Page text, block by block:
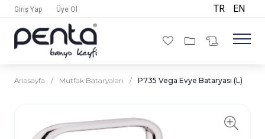
Giriş Yap Üye Ol TR EN
Anasayfa / Mutfak Bataryaları / P735 Vega Evye Bataryası (L)